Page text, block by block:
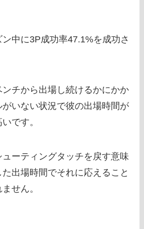
中に3P成功率47.1%を成功さ
チから出場し続けるかにかか
いない状況で彼の出場時間が
です。
ーティングタッチを戻す意味
出場時間でそれに応えること
せん。